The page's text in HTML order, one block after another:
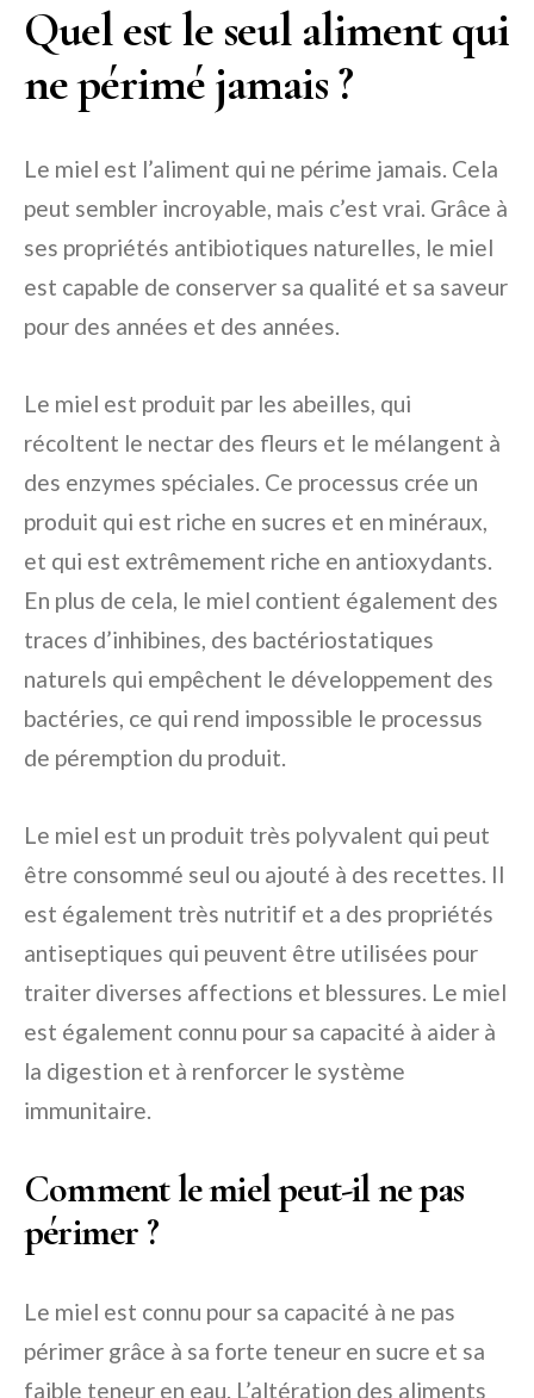
Quel est le seul aliment qui
ne périmé jamais ?
Le miel est l’aliment qui ne périme jamais. Cela
peut sembler incroyable, mais c’est vrai. Grâce à
ses propriétés antibiotiques naturelles, le miel
est capable de conserver sa qualité et sa saveur
pour des années et des années.
Le miel est produit par les abeilles, qui
récoltent le nectar des fleurs et le mélangent à
des enzymes spéciales. Ce processus crée un
produit qui est riche en sucres et en minéraux,
et qui est extrêmement riche en antioxydants.
En plus de cela, le miel contient également des
traces d’inhibines, des bactériostatiques
naturels qui empêchent le développement des
bactéries, ce qui rend impossible le processus
de péremption du produit.
Le miel est un produit très polyvalent qui peut
être consommé seul ou ajouté à des recettes. Il
est également très nutritif et a des propriétés
antiseptiques qui peuvent être utilisées pour
traiter diverses affections et blessures. Le miel
est également connu pour sa capacité à aider à
la digestion et à renforcer le système
immunitaire.
Comment le miel peut-il ne pas
périmer ?
Le miel est connu pour sa capacité à ne pas
périmer grâce à sa forte teneur en sucre et sa
faible teneur en eau. L’altération des aliments